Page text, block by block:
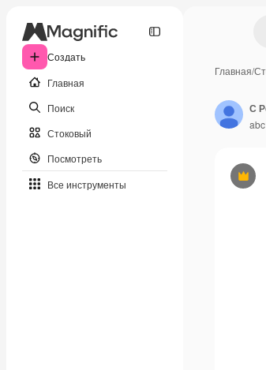
Создать
Главная
Поиск
Стоковый
Посмотреть
Все инструменты
Главная/